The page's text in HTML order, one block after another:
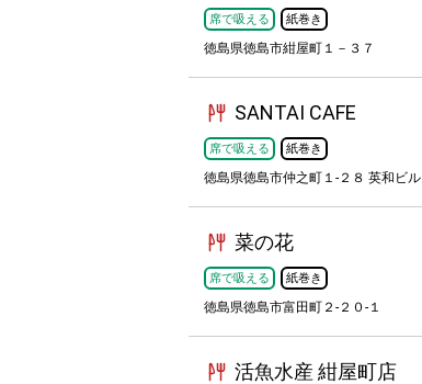
席で吸える 紙巻き
徳島県徳島市紺屋町１－３７
SANTAI CAFE
席で吸える 紙巻き
徳島県徳島市仲之町１-２８ 英和ビル
菜の花
席で吸える 紙巻き
徳島県徳島市富田町２-２０-１
活魚水産 紺屋町店